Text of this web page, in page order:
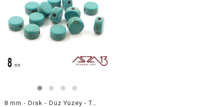
8 mm - Disk - Düz Yüzey - Turkuaz (Turquoise) Boncuk / 13 Adet